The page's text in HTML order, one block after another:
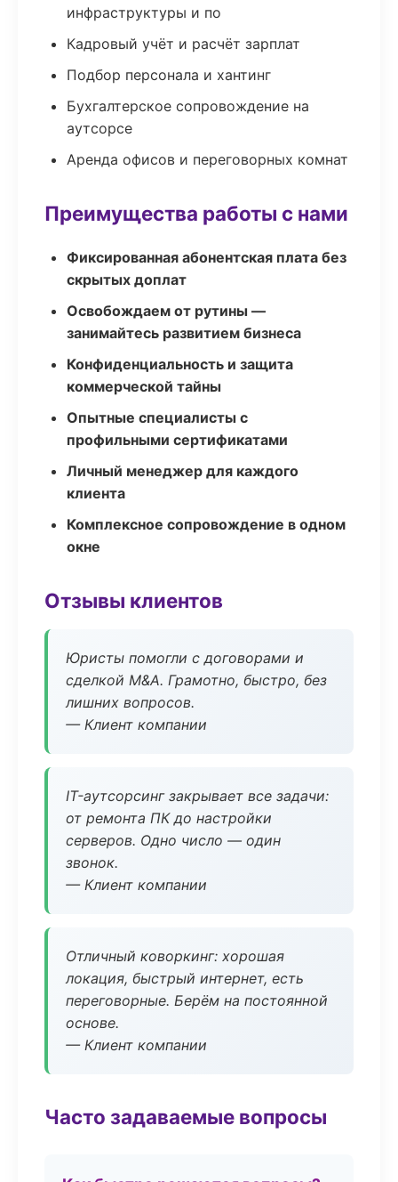
инфраструктуры и по
Кадровый учёт и расчёт зарплат
Подбор персонала и хантинг
Бухгалтерское сопровождение на
аутсорсе
Аренда офисов и переговорных комнат
Преимущества работы с нами
Фиксированная абонентская плата без
скрытых доплат
Освобождаем от рутины —
занимайтесь развитием бизнеса
Конфиденциальность и защита
коммерческой тайны
Опытные специалисты с
профильными сертификатами
Личный менеджер для каждого
клиента
Комплексное сопровождение в одном
окне
Отзывы клиентов
Юристы помогли с договорами и
сделкой M&A. Грамотно, быстро, без
лишних вопросов.
— Клиент компании
IT-аутсорсинг закрывает все задачи:
от ремонта ПК до настройки
серверов. Одно число — один
звонок.
— Клиент компании
Отличный коворкинг: хорошая
локация, быстрый интернет, есть
переговорные. Берём на постоянной
основе.
— Клиент компании
Часто задаваемые вопросы